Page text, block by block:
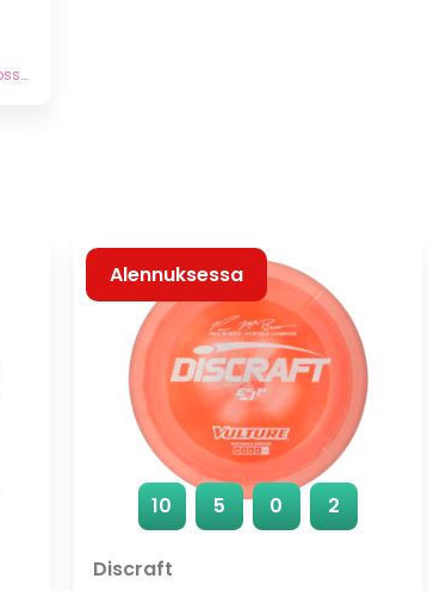
1 Saatavilla varastossa
10 5 0 2
Discraft
Alennuksessa